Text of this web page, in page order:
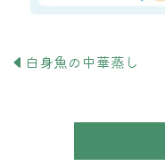
白身魚の中華蒸し